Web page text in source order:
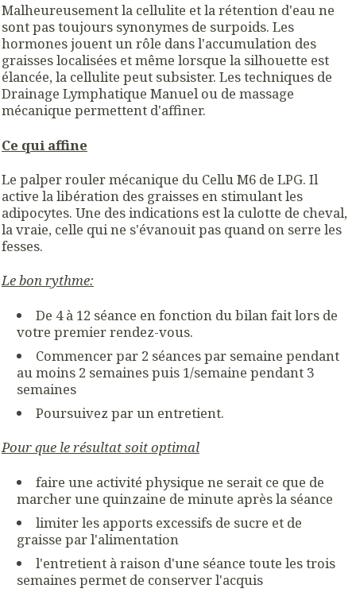
Malheureusement la cellulite et la rétention d'eau ne
sont pas toujours synonymes de surpoids. Les
hormones jouent un rôle dans l'accumulation des
graisses localisées et même lorsque la silhouette est
élancée, la cellulite peut subsister. Les techniques de
Drainage Lymphatique Manuel ou de massage
mécanique permettent d'affiner.
Ce qui affine
Le palper rouler mécanique du Cellu M6 de LPG. Il
active la libération des graisses en stimulant les
adipocytes. Une des indications est la culotte de cheval,
la vraie, celle qui ne s'évanouit pas quand on serre les
fesses.
Le bon rythme:
De 4 à 12 séance en fonction du bilan fait lors de
votre premier rendez-vous.
Commencer par 2 séances par semaine pendant
au moins 2 semaines puis 1/semaine pendant 3
semaines
Poursuivez par un entretient.
Pour que le résultat soit optimal
faire une activité physique ne serait ce que de
marcher une quinzaine de minute après la séance
limiter les apports excessifs de sucre et de
graisse par l'alimentation
l'entretient à raison d'une séance toute les trois
semaines permet de conserver l'acquis